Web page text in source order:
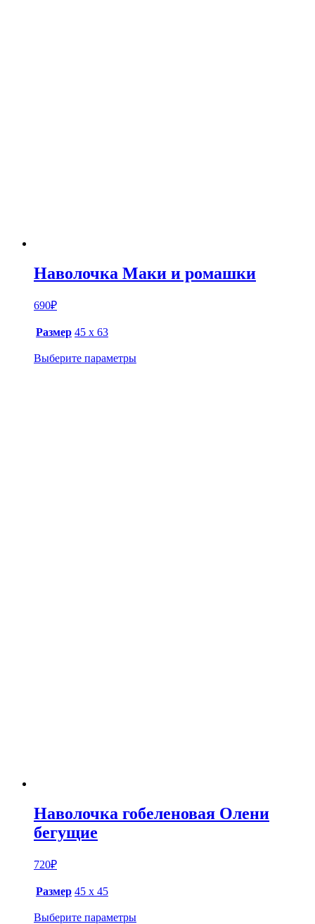
Наволочка Маки и ромашки
690₽
Размер 45 х 63
Выберите параметры
Наволочка гобеленовая Олени
бегущие
720₽
Размер 45 х 45
Выберите параметры